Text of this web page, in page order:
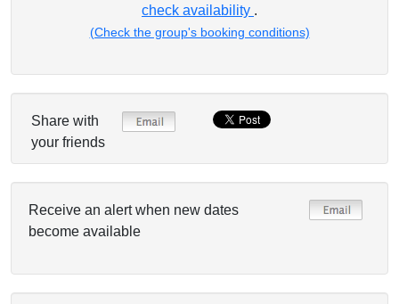
check availability .
(Check the group's booking conditions)
Share with
your friends
Receive an alert when new dates
become available